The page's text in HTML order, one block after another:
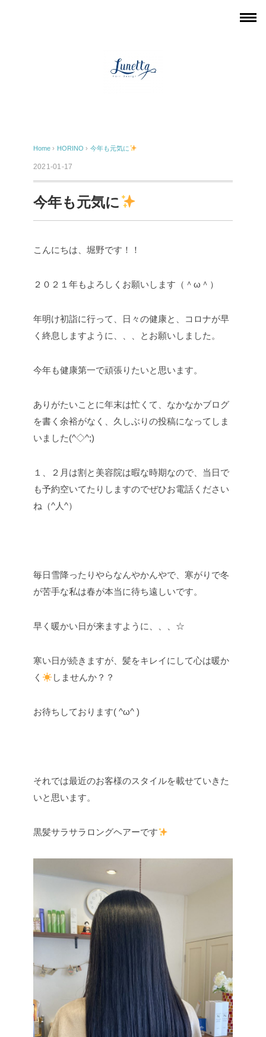
Home › HORINO › 今年も元気に
2021-01-17
今年も元気に
こんにちは、堀野です！！
２０２１年もよろしくお願いします（＾ω＾）
年明け初詣に行って、日々の健康と、コロナが早
く終息しますように、、、とお願いしました。
今年も健康第一で頑張りたいと思います。
ありがたいことに年末は忙くて、なかなかブログ
を書く余裕がなく、久しぶりの投稿になってしま
いました(^◇^;)
１、２月は割と美容院は暇な時期なので、当日で
も予約空いてたりしますのでぜひお電話ください
ね（^人^）
毎日雪降ったりやらなんやかんやで、寒がりで冬
が苦手な私は春が本当に待ち遠しいです。
早く暖かい日が来ますように、、、☆
寒い日が続きますが、髪をキレイにして心は暖か
く
しませんか？？
お待ちしております( ^ω^ )
それでは最近のお客様のスタイルを載せていきた
いと思います。
黒髪サラサラロングヘアーです